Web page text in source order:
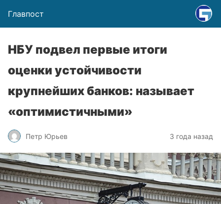
Главпост
НБУ подвел первые итоги
оценки устойчивости
крупнейших банков: называет
«оптимистичными»
Петр Юрьев 3 года назад